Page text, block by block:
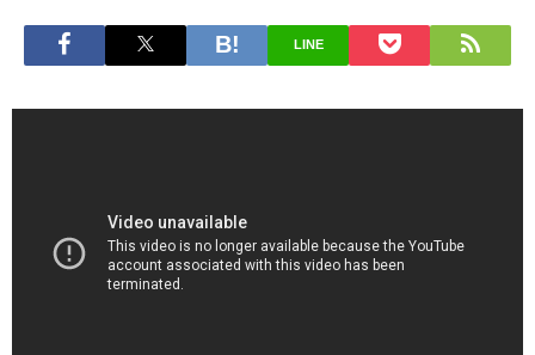
LINE